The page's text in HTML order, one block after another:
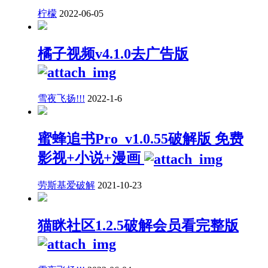
柠檬 2022-06-05
橘子视频v4.1.0去广告版
雪夜飞扬!!! 2022-1-6
蜜蜂追书Pro_v1.0.55破解版 免费
影视+小说+漫画
劳斯基爱破解 2021-10-23
猫眯社区1.2.5破解会员看完整版